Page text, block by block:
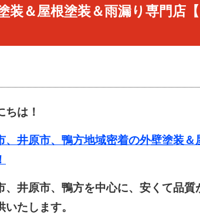
装＆屋根塗装＆雨漏り専門店
は！
井原市、鴨方地域密着の外壁塗装＆
井原市、鴨方を中心に、安くて品質
たします。